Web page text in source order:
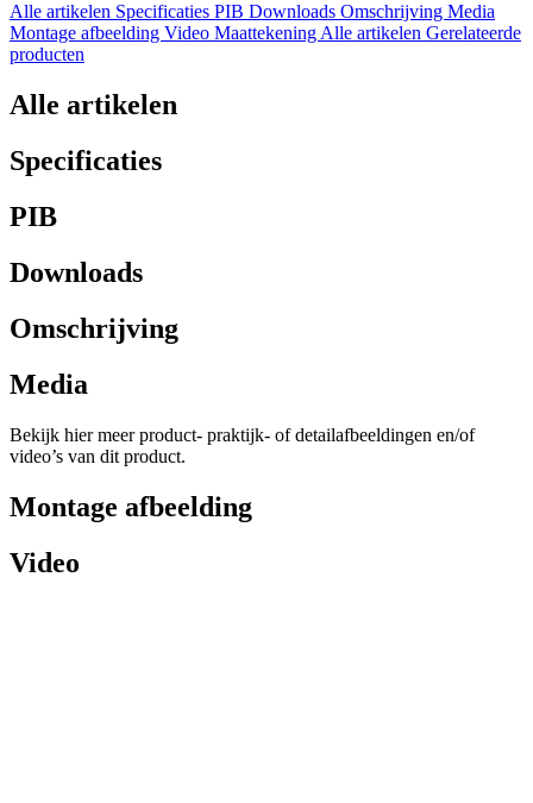
Alle artikelen Specificaties PIB Downloads Omschrijving Media
Montage afbeelding Video MaattekeningAlle artikelen Gerelateerde
producten
Alle artikelen
Specificaties
PIB
Downloads
Omschrijving
Media
Bekijk hier meer product- praktijk- of detailafbeeldingen en/of
video’s van dit product.
Montage afbeelding
Video